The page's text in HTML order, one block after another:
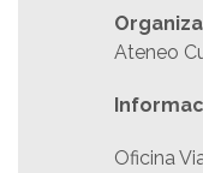
Ateneo
Oficina